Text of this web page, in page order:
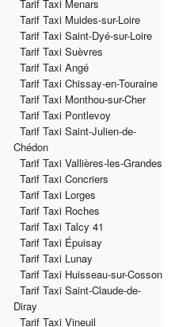
Tarif Taxi Menars
Tarif Taxi Muides-sur-Loire
Tarif Taxi Saint-Dyé-sur-Loire
Tarif Taxi Suèvres
Tarif Taxi Angé
Tarif Taxi Chissay-en-Touraine
Tarif Taxi Monthou-sur-Cher
Tarif Taxi Pontlevoy
Tarif Taxi Saint-Julien-de-
Chédon
Tarif Taxi Vallières-les-Grandes
Tarif Taxi Concriers
Tarif Taxi Lorges
Tarif Taxi Roches
Tarif Taxi Talcy 41
Tarif Taxi Épuisay
Tarif Taxi Lunay
Tarif Taxi Huisseau-sur-Cosson
Tarif Taxi Saint-Claude-de-
Diray
Tarif Taxi Vineuil